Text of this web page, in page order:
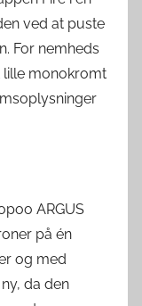
ved at puste
For nemheds
lille monokromt
ARGUS
på én
og med
da den